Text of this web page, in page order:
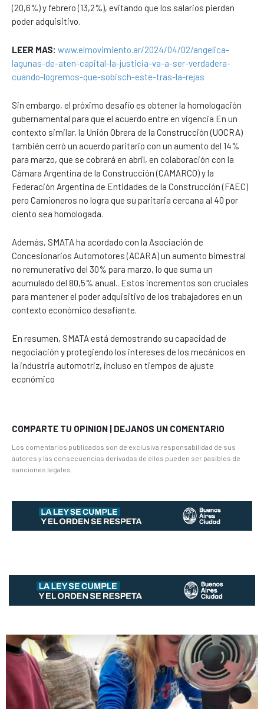
(20,6%) y febrero (13,2%), evitando que los salarios pierdan
poder adquisitivo.
LEER MAS: www.elmovimiento.ar/2024/04/02/angelica-
lagunas-de-aten-capital-la-justicia-va-a-ser-verdadera-
cuando-logremos-que-sobisch-este-tras-la-rejas
Sin embargo, el próximo desafío es obtener la homologación
gubernamental para que el acuerdo entre en vigencia En un
contexto similar, la Unión Obrera de la Construcción (UOCRA)
también cerró un acuerdo paritario con un aumento del 14%
para marzo, que se cobrará en abril, en colaboración con la
Cámara Argentina de la Construcción (CAMARCO) y la
Federación Argentina de Entidades de la Construcción (FAEC)
pero Camioneros no logra que su paritaria cercana al 40 por
ciento sea homologada.
Además, SMATA ha acordado con la Asociación de
Concesionarios Automotores (ACARA) un aumento bimestral
no remunerativo del 30% para marzo, lo que suma un
acumulado del 80,5% anual.. Estos incrementos son cruciales
para mantener el poder adquisitivo de los trabajadores en un
contexto económico desafiante.
En resumen, SMATA está demostrando su capacidad de
negociación y protegiendo los intereses de los mecánicos en
la industria automotriz, incluso en tiempos de ajuste
económico
COMPARTE TU OPINION | DEJANOS UN COMENTARIO
Los comentarios publicados son de exclusiva responsabilidad de sus
autores y las consecuencias derivadas de ellos pueden ser pasibles de
sanciones legales.